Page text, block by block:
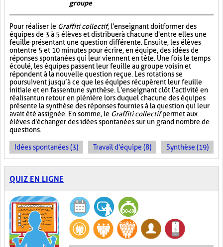
groupe
Pour réaliser le Graffiti collectif, l'enseignant doit former des
équipes de 3 à 5 élèves et distribuer à chacune d'entre elles une
feuille présentant une question différente. Ensuite, les élèves
ont entre 5 et 10 minutes pour écrire, en équipe, des idées de
réponses spontanées qui leur viennent en tête. Une fois le temps
écoulé, les équipes passent leur feuille au groupe voisin et
répondent à la nouvelle question reçue. Les rotations se
poursuivent jusqu’à ce que les équipes récupèrent leur feuille
initiale et en fassent une synthèse. L'enseignant clôt l'activité en
réalisant un retour en plénière lors duquel chacune des équipes
présente la synthèse des réponses fournies à la question qui leur
avait été assignée. En somme, le Graffiti collectifpermet aux
élèves d'échanger des idées spontanées sur un grand nombre de
questions.
Idées spontanées (3) Travail d'équipe (8) Synthèse (19)
QUIZ EN LIGNE